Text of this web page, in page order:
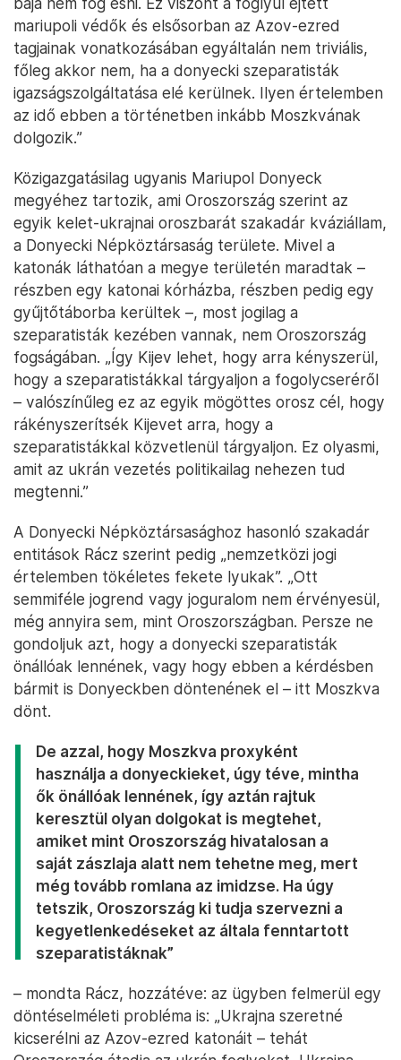
mariupoli védők és elsősorban az Azov-ezred
tagjainak vonatkozásában egyáltalán nem triviális,
főleg akkor nem, ha a donyecki szeparatisták
igazságszolgáltatása elé kerülnek. Ilyen értelemben
az idő ebben a történetben inkább Moszkvának
dolgozik.”
Közigazgatásilag ugyanis Mariupol Donyeck
megyéhez tartozik, ami Oroszország szerint az
egyik kelet-ukrajnai oroszbarát szakadár kváziállam,
a Donyecki Népköztársaság területe. Mivel a
katonák láthatóan a megye területén maradtak –
részben egy katonai kórházba, részben pedig egy
gyűjtőtáborba kerültek –, most jogilag a
szeparatisták kezében vannak, nem Oroszország
fogságában. „Így Kijev lehet, hogy arra kényszerül,
hogy a szeparatistákkal tárgyaljon a fogolycseréről
– valószínűleg ez az egyik mögöttes orosz cél, hogy
rákényszerítsék Kijevet arra, hogy a
szeparatistákkal közvetlenül tárgyaljon. Ez olyasmi,
amit az ukrán vezetés politikailag nehezen tud
megtenni.”
A Donyecki Népköztársasághoz hasonló szakadár
entitások Rácz szerint pedig „nemzetközi jogi
értelemben tökéletes fekete lyukak”. „Ott
semmiféle jogrend vagy joguralom nem érvényesül,
még annyira sem, mint Oroszországban. Persze ne
gondoljuk azt, hogy a donyecki szeparatisták
önállóak lennének, vagy hogy ebben a kérdésben
bármit is Donyeckben döntenének el – itt Moszkva
dönt.
De azzal, hogy Moszkva proxyként
használja a donyeckieket, úgy téve, mintha
ők önállóak lennének, így aztán rajtuk
keresztül olyan dolgokat is megtehet,
amiket mint Oroszország hivatalosan a
saját zászlaja alatt nem tehetne meg, mert
még tovább romlana az imidzse. Ha úgy
tetszik, Oroszország ki tudja szervezni a
kegyetlenkedéseket az általa fenntartott
szeparatistáknak”
– mondta Rácz, hozzátéve: az ügyben felmerül egy
döntéselméleti probléma is: „Ukrajna szeretné
kicserélni az Azov-ezred katonáit – tehát